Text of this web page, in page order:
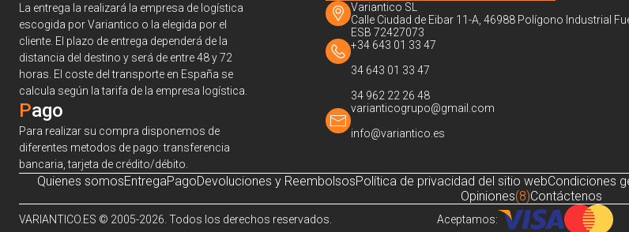
La entrega la realizará la empresa de logística
escogida por Variantico o la elegida por el
cliente. El plazo de entrega dependerá de la
distancia del destino y será de entre 48 y 72
horas. El coste del transporte en España se
calcula según la tarifa de la empresa logística.
Pago
Para realizar su compra disponemos de
diferentes metodos de pago: transferencia
bancaria, tarjeta de crédito/débito.
Variantico SL
Calle Ciudad de Eibar 11-A, 46988 Polígono Industrial
ESB 72427073
+34 643 01 33 47
34 643 01 33 47
34 962 22 26 48
varianticogrupo@gmail.com
info@variantico.es
Quienes somosEntregaPagoDevoluciones y ReembolsosPolítica de privacidad del sitio webCondiciones
Opiniones(8)Contáctenos
VARIANTICO.ES © 2005-2026. Todos los derechos reservados. Aceptamos: